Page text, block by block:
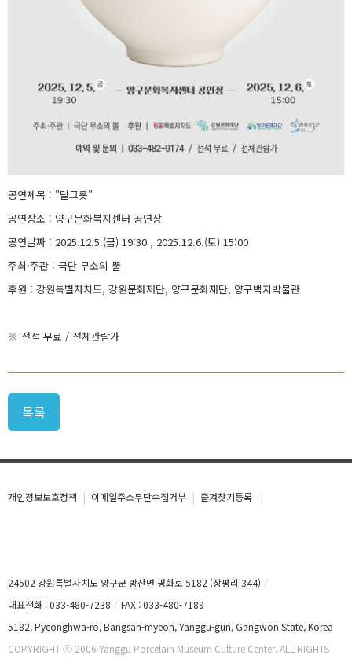
공연제목 : "달그릇"
공연장소 : 양구문화복지센터 공연장
공연날짜 : 2025.12.5.(금) 19:30 , 2025.12.6.(토) 15:00
주최·주관 : 극단 무소의 뿔
후원 : 강원특별자치도, 강원문화재단, 양구문화재단, 양구백자박물관
※ 전석 무료 / 전체관람가
목록
개인정보보호정책 이메일주소무단수집거부 즐겨찾기등록
24502 강원특별자치도 양구군 방산면 평화로 5182 (장평리 344)
대표전화 : 033-480-7238
FAX : 033-480-7189
5182, Pyeonghwa-ro, Bangsan-myeon, Yanggu-gun, Gangwon State, Korea
COPYRIGHT ⓒ 2006 Yanggu Porcelain Museum Culture Center. ALL RIGHTS